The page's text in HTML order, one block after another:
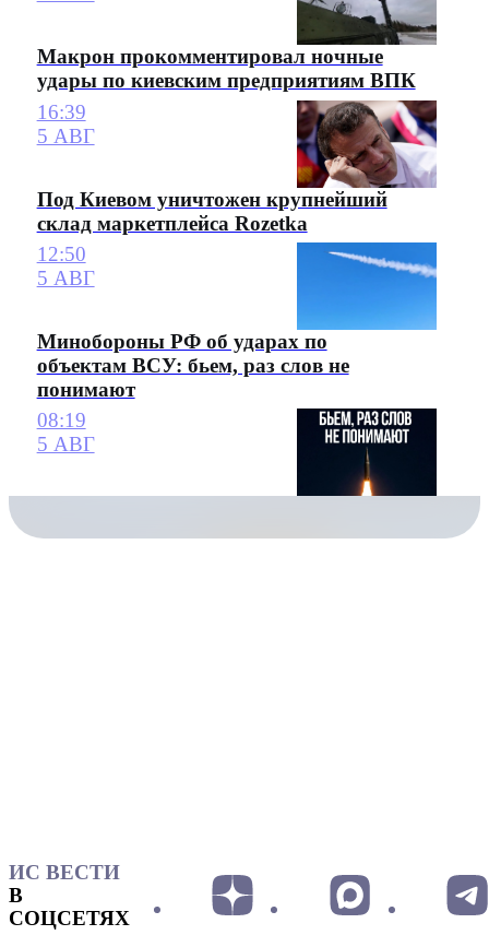
Макрон прокомментировал ночные
удары по киевским предприятиям ВПК
16:39
5 АВГ
Под Киевом уничтожен крупнейший
склад маркетплейса Rozetka
12:50
5 АВГ
Минобороны РФ об ударах по
объектам ВСУ: бьем, раз слов не
понимают
08:19
5 АВГ
ИС ВЕСТИ
В
СОЦСЕТЯХ